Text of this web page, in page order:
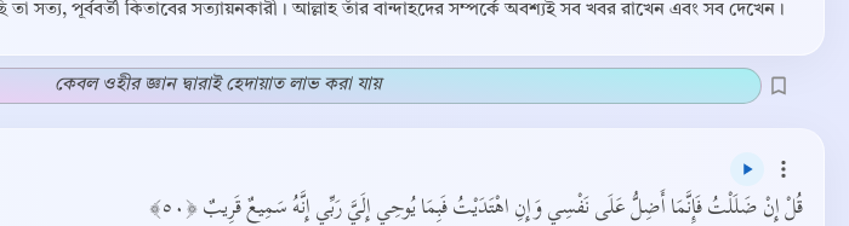
সত্য, পূর্ববর্তী কিতাবের সত্যায়নকারী। আল্লাহ তাঁর বান্দাহদের সম্পর্কে অবশ্যই সব খবর রাখেন এবং সব দেখেন।
কেবল ওহীর জ্ঞান দ্বারাই হেদায়াত লাভ করা যায়
قُلْ إِنْ ضَلَلْتُ فَإِنَّمَا أَضِلُّ عَلَى نَفْسِي وَإِنِ اهْتَدَيْتُ فَبِمَا يُوحِي إِلَيَّ رَبِّي إِنَّهُ سَمِيعٌ قَرِيبٌ ﴿٥٠﴾